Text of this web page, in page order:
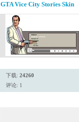
GTA Vice City Stories Skin
下载: 24260
评论: 1